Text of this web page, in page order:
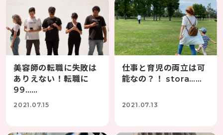
美容師の転職に失敗は
ありえない！転職に
99……
2021.07.15
仕事と育児の両立は可
能なの？！ stora……
2021.07.13